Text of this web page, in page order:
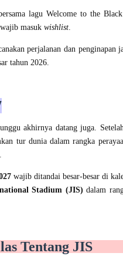
lagu Welcome to the
masuk wishlist.
perjalanan dan penginapan
tahun 2026.
akhirnya datang juga.
tur dunia dalam rangka
wajib ditandai besar-besar di
Stadium (JIS) dalam
Tentang JIS